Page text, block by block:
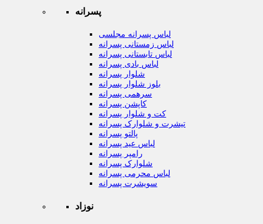
پسرانه
لباس پسرانه مجلسی
لباس زمستانی پسرانه
لباس تابستانی پسرانه
لباس بادی پسرانه
شلوار پسرانه
بلوز شلوار پسرانه
سرهمی پسرانه
کاپشن پسرانه
کت و شلوار پسرانه
تیشرت و شلوارک پسرانه
پالتو پسرانه
لباس عید پسرانه
رامپر پسرانه
شلوارک پسرانه
لباس محرمی پسرانه
سویشرت پسرانه
نوزاد